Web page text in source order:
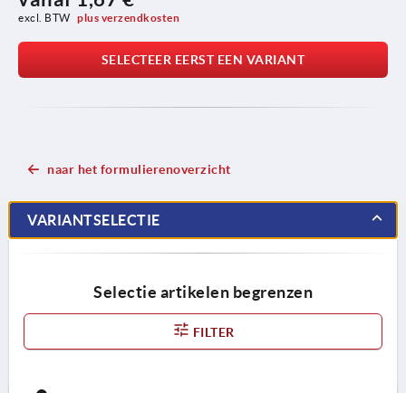
excl. BTW plus verzendkosten
SELECTEER EERST EEN VARIANT
naar het formulierenoverzicht
VARIANTSELECTIE
Selectie artikelen begrenzen
FILTER